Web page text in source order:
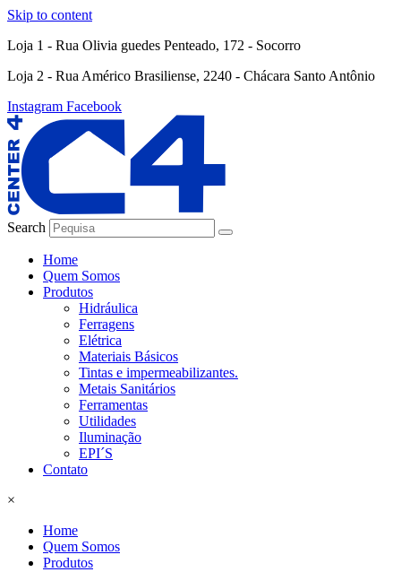
Skip to content
Loja 1 - Rua Olivia guedes Penteado, 172 - Socorro
Loja 2 - Rua Américo Brasiliense, 2240 - Chácara Santo Antônio
Instagram Facebook
Search
Home
Quem Somos
Produtos
Hidráulica
Ferragens
Elétrica
Materiais Básicos
Tintas e impermeabilizantes.
Metais Sanitários
Ferramentas
Utilidades
Iluminação
EPI´S
Contato
×
Home
Quem Somos
Produtos